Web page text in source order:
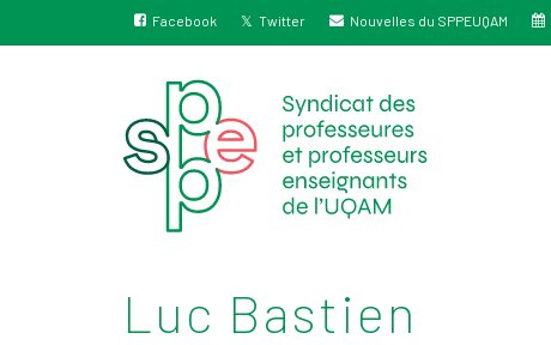
Facebook Twitter Nouvelles du SPPEUQAM
Luc Bastien